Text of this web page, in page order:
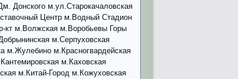
Донского м.ул.Старокачаловская
Центр м.Водный Стадион
кт м.Волжская м.Воробьевы Горы
м.Серпуховская
м.Жулебино м.Красногвардейская
м.Каховская
м.Китай-Город м.Кожуховская